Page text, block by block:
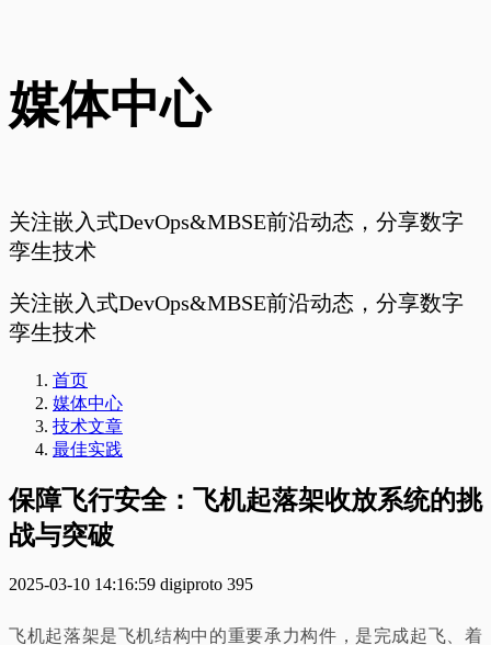
媒体中心
关注嵌入式DevOps&MBSE前沿动态，分享数字
孪生技术
关注嵌入式DevOps&MBSE前沿动态，分享数字
孪生技术
首页
媒体中心
技术文章
最佳实践
保障飞行安全：飞机起落架收放系统的挑
战与突破
2025-03-10 14:16:59 digiproto 395
飞机起落架是飞机结构中的重要承力构件，是完成起飞、着